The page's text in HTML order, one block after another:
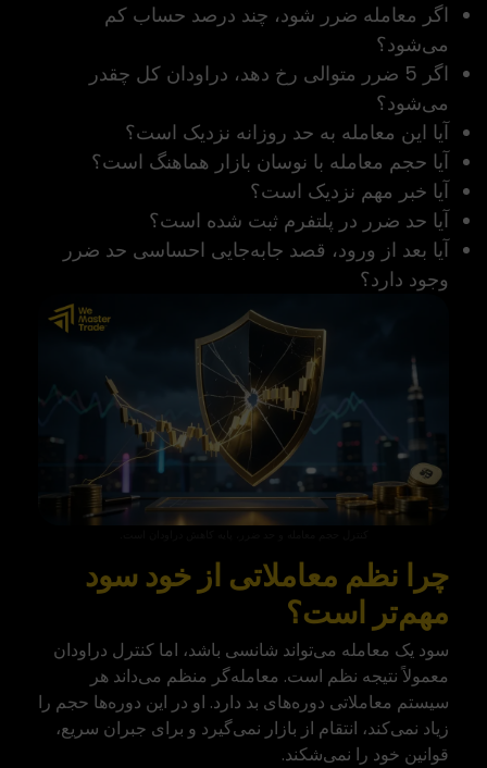
اگر معامله ضرر شود، چند درصد حساب کم
می‌شود؟
اگر 5 ضرر متوالی رخ دهد، دراودان کل چقدر
می‌شود؟
آیا این معامله به حد روزانه نزدیک است؟
آیا حجم معامله با نوسان بازار هماهنگ است؟
آیا خبر مهم نزدیک است؟
آیا حد ضرر در پلتفرم ثبت شده است؟
آیا بعد از ورود، قصد جابه‌جایی احساسی حد ضرر
وجود دارد؟
چرا نظم معاملاتی از خود سود
مهم‌تر است؟
سود یک معامله می‌تواند شانسی باشد، اما کنترل دراودان
معمولاً نتیجه نظم است. معامله‌گر منظم می‌داند هر
سیستم معاملاتی دوره‌های بد دارد. او در این دوره‌ها حجم را
زیاد نمی‌کند، انتقام از بازار نمی‌گیرد و برای جبران سریع،
قوانین خود را نمی‌شکند.